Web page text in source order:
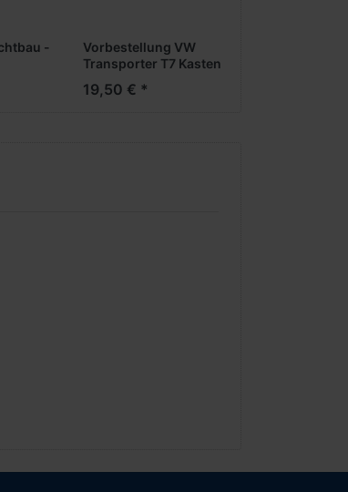
-
Vorbestellung VW
Transporter T7 Kasten
Formneuheit-
19,50 € *